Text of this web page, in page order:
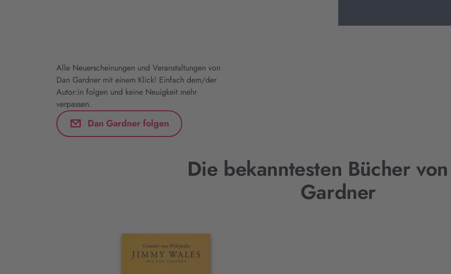
Alle Neuerscheinungen und Veranstaltungen von
Dan Gardner mit einem Klick! Einfach dem/der
Autor:in folgen und keine Neuigkeit mehr
verpassen.
Dan Gardner folgen
Die bekanntesten Bücher
Gardner
Interaktives